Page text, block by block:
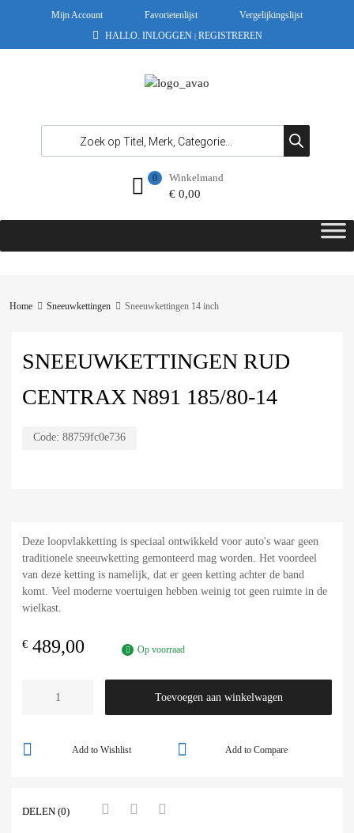
Mijn Account Favorietenlijst
Vergelijkingslijst
HALLO. INLOGGEN | REGISTREREN
Winkelmand
€0,00
0
Home Sneeuwkettingen Sneeuwkettingen 14 inch
SNEEUWKETTINGEN RUD
CENTRAX N891 185/80-14
Code: 88759fc0e736
Deze loopvlakketting is speciaal ontwikkeld voor auto's waar geen
traditionele sneeuwketting gemonteerd mag worden. Het voordeel
van deze ketting is namelijk, dat er geen ketting achter de band
komt. Veel moderne voertuigen hebben weinig tot geen ruimte in de
wielkast.
€ 489,00 Op voorraad
Toevoegen aan winkelwagen
Add to Compare
Add to Wishlist
DELEN (0)